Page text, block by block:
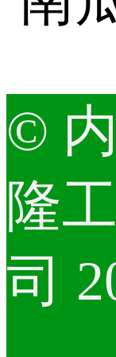
©
隆
司